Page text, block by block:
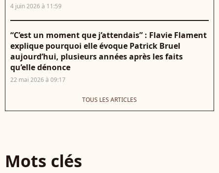
4 juin 2026 à 11:59
“C’est un moment que j’attendais” : Flavie Flament
explique pourquoi elle évoque Patrick Bruel
aujourd’hui, plusieurs années après les faits
qu’elle dénonce
22 mai 2026 à 09:17
TOUS LES ARTICLES
Mots clés